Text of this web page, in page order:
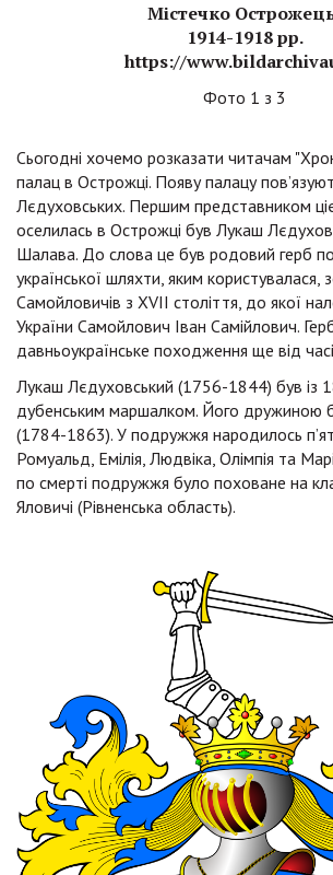
Містечко
1914-1918 рр.
https://
Фото 1 з 3
Сьогодні хочемо розказати читачам
палац в Острожці. Появу палацу
Лєдуховських. Першим представником
оселилась в Острожці був Лукаш
Шалава. До слова це був родовий герб
української шляхти, яким користувалася,
Самойловичів з XVII століття, до якої
України Самойлович Іван Самійлович.
давньоукраїнське походження ще від
Лукаш Лєдуховський (1756-1844) був із
дубенським маршалком. Його дружиною
(1784-1863). У подружжя народилось
Ромуальд, Емілія, Людвіка, Олімпія та
по смерті подружжя було поховане на
Яловичі (Рівненська область).